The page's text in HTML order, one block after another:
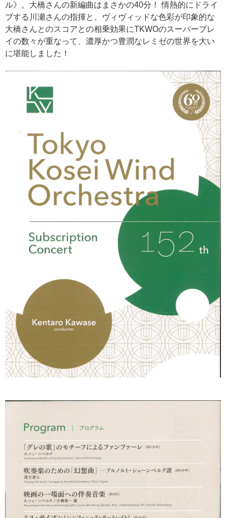
ル》。大橋さんの新編曲はまさかの40分！ 情熱的にドライ
ブする川瀬さんの指揮と、ヴィヴィッドな色彩が印象的な
大橋さんとのスコアとの相乗効果にTKWOのスーパープレ
イの数々が重なって、濃厚かつ豊潤なレミゼの世界を大い
に堪能しました！